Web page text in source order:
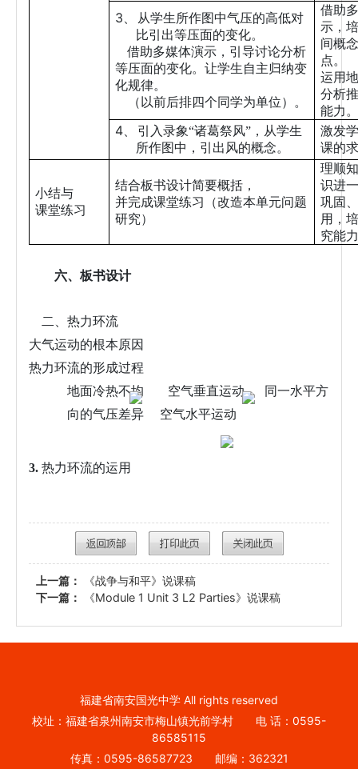
3、
从学生所作图中气压的高低对
比引出等压面的变化。
借助多媒体演示，引导讨论分析
等压面的变化。让学生自主归纳变
化规律。
（以前后排四个同学为单位）。
借助
示，
间概
点。
运用
分析
能力
4、
引入录象“诸葛祭风”，从学生
所作图中，引出风的概念。
激发
课的
小结与
课堂练习
结合板书设计简要概括，
并完成课堂练习（改造本单元问题
研究）
理顺
识进
巩固
用，
究能
六、板书设计
二、热力环流
大气运动的根本原因
热力环流的形成过程
地面冷热不均
空气垂直运动
同一水平方
向的气压差异
空气水平运动
3. 热力环流的运用
上一篇：
《战争与和平》说课稿
下一篇：
《Module 1 Unit 3 L2 Parties》说课稿
福建省南安国光中学 All rights reserved
校址：福建省泉州南安市梅山镇光前学村 电 话：0595-
86585115
传真：0595-86587723 邮编：362321